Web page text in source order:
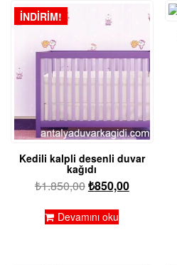
İNDIRIM!
Kedili kalpli desenli duvar
kağıdı
₺1.850,00Orijinal
₺1.850,00.
₺850,00Şu
Devamını oku